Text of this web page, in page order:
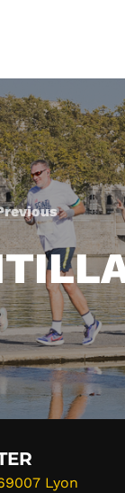
Previous
Lyon